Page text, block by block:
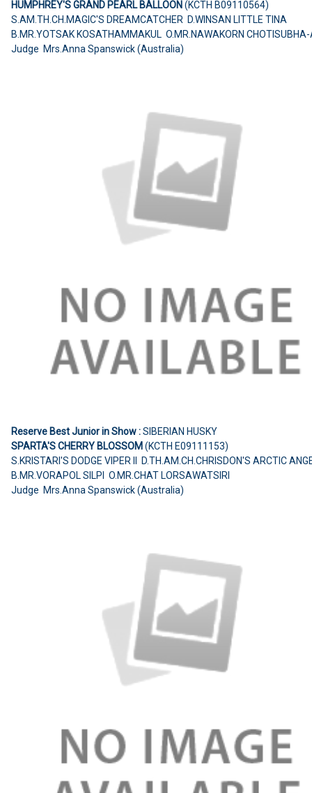
HUMPHREY'S GRAND PEARL BALLOON(KCTH B09110564)
S.AM.TH.CH.MAGIC'S DREAMCATCHER D.WINSAN LITTLE TINA
B.MR.YOTSAK KOSATHAMMAKUL O.MR.NAWAKORN
Judge Mrs.Anna Spanswick (Australia)
Reserve Best Junior in Show :SIBERIAN HUSKY
SPARTA'S CHERRY BLOSSOM(KCTH E09111153)
S.KRISTARI'S DODGE VIPER II D.TH.AM.CH.CHRISDON'S ARCTIC
B.MR.VORAPOL SILPI O.MR.CHAT LORSAWATSIRI
Judge Mrs.Anna Spanswick (Australia)